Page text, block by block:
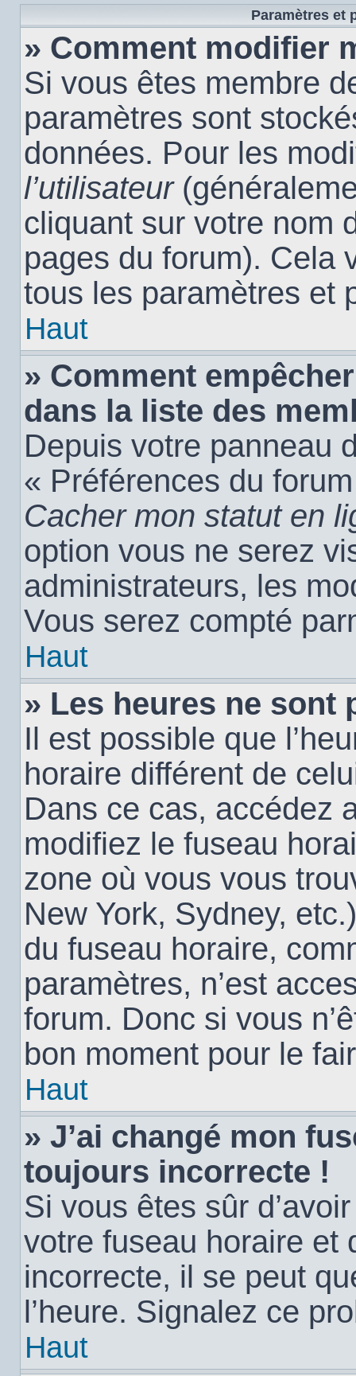
Paramètres et
» Comment modifier
Si vous êtes membre
paramètres sont
données. Pour les
l’utilisateur
cliquant sur votre nom
pages du forum). Cela
tous les paramètres et
Haut
» Comment
dans la liste des
Depuis votre panneau
« Préférences du
Cacher mon statut en
option vous ne serez
administrateurs, les
Vous serez compté
Haut
» Les heures ne sont
Il est possible que
horaire différent de
Dans ce cas, accédez
modifiez le fuseau
zone où vous vous
New York, Sydney,
du fuseau horaire,
paramètres, n’est
forum. Donc si vous
bon moment pour le
Haut
» J’ai changé mon
toujours incorrecte !
Si vous êtes sûr
votre fuseau horaire et
incorrecte, il se peut
l’heure. Signalez ce
Haut